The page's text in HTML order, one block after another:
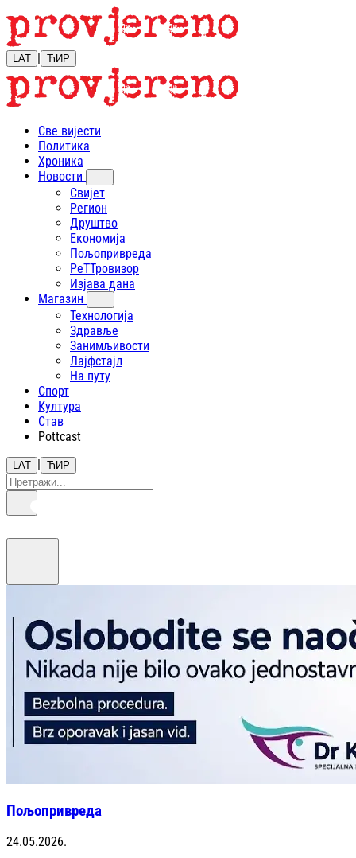
LAT | ЋИР
Све вијести
Политика
Хроника
Новости
Свијет
Регион
Друштво
Економија
Пољопривреда
РеТТровизор
Изјава дана
Магазин
Технологија
Здравље
Занимљивости
Лајфстajл
На путу
Спорт
Култура
Став
Pottcast
LAT | ЋИР
Пољопривреда
24.05.2026.